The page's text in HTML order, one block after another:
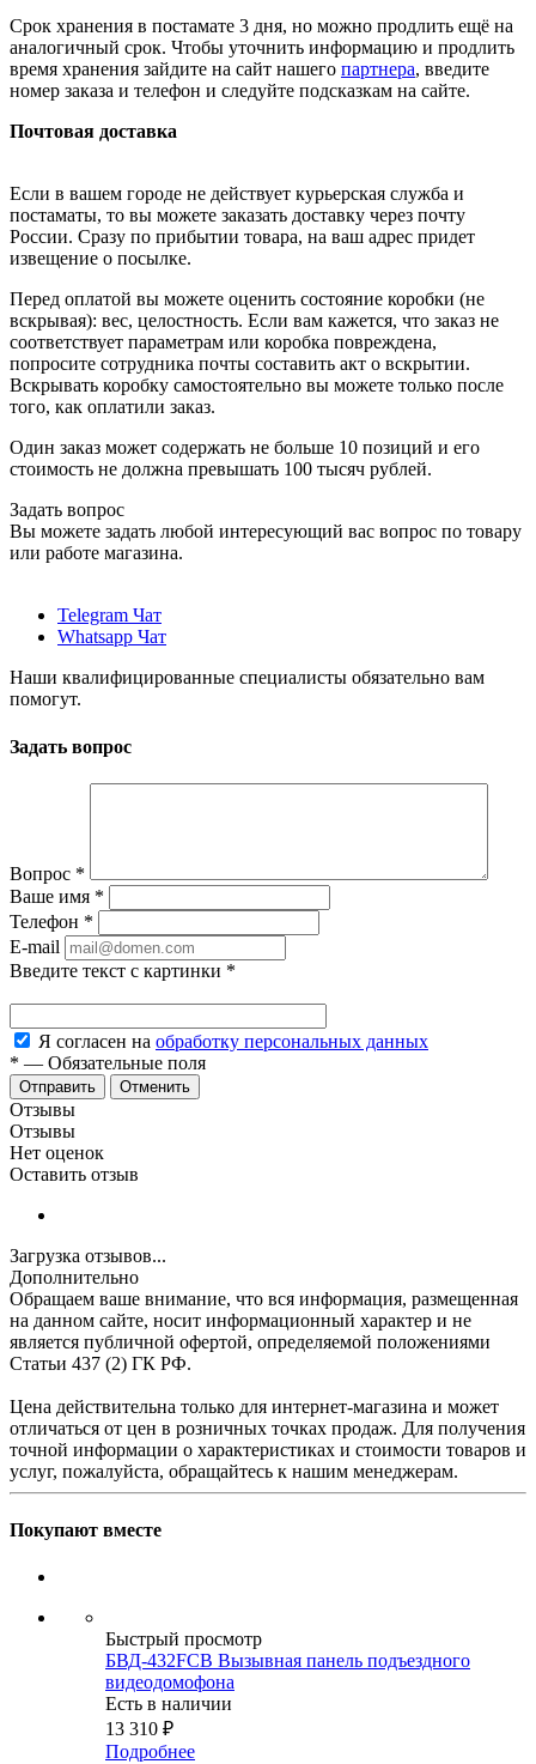
Срок хранения в постамате 3 дня, но можно продлить ещё на
аналогичный срок. Чтобы уточнить информацию и продлить
время хранения зайдите на сайт нашего партнера, введите
номер заказа и телефон и следуйте подсказкам на сайте.
Почтовая доставка
Если в вашем городе не действует курьерская служба и
постаматы, то вы можете заказать доставку через почту
России. Сразу по прибытии товара, на ваш адрес придет
извещение о посылке.
Перед оплатой вы можете оценить состояние коробки (не
вскрывая): вес, целостность. Если вам кажется, что заказ не
соответствует параметрам или коробка повреждена,
попросите сотрудника почты составить акт о вскрытии.
Вскрывать коробку самостоятельно вы можете только после
того, как оплатили заказ.
Один заказ может содержать не больше 10 позиций и его
стоимость не должна превышать 100 тысяч рублей.
Задать вопрос
Вы можете задать любой интересующий вас вопрос по товару
или работе магазина.
Telegram Чат
Whatsapp Чат
Наши квалифицированные специалисты обязательно вам
помогут.
Задать вопрос
Вопрос *
Ваше имя *
Телефон *
E-mail
Введите текст с картинки *
Я согласен на обработку персональных данных
* — Обязательные поля
Отменить
Отзывы
Отзывы
Нет оценок
Оставить отзыв
Загрузка отзывов...
Дополнительно
Обращаем ваше внимание, что вся информация, размещенная
на данном сайте, носит информационный характер и не
является публичной офертой, определяемой положениями
Статьи 437 (2) ГК РФ.
Цена действительна только для интернет-магазина и может
отличаться от цен в розничных точках продаж. Для получения
точной информации о характеристиках и стоимости товаров и
услуг, пожалуйста, обращайтесь к нашим менеджерам.
Покупают вместе
Быстрый просмотр
БВД-432FCB Вызывная панель подъездного
видеодомофона
Есть в наличии
13 310 ₽
Подробнее